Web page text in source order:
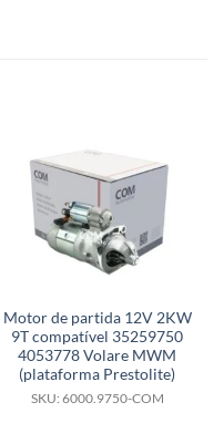
Motor de partida 12V 2KW
9T compatível 35259750
4053778 Volare MWM
(plataforma Prestolite)
SKU: 6000.9750-COM